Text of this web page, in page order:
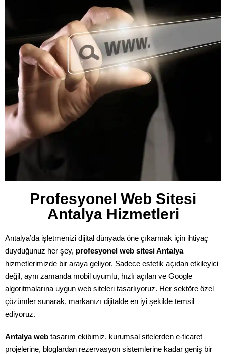
Profesyonel Web Sitesi
Antalya Hizmetleri
Antalya’da işletmenizi dijital dünyada öne çıkarmak için ihtiyaç
duyduğunuz her şey, profesyonel web sitesi Antalya
hizmetlerimizde bir araya geliyor. Sadece estetik açıdan etkileyici
değil, aynı zamanda mobil uyumlu, hızlı açılan ve Google
algoritmalarına uygun web siteleri tasarlıyoruz. Her sektöre özel
çözümler sunarak, markanızı dijitalde en iyi şekilde temsil
ediyoruz.
Antalya web tasarım ekibimiz, kurumsal sitelerden e-ticaret
projelerine, bloglardan rezervasyon sistemlerine kadar geniş bir